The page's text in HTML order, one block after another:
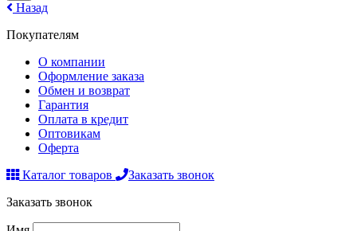
Назад
Покупателям
О компании
Оформление заказа
Обмен и возврат
Гарантия
Оплата в кредит
Оптовикам
Оферта
Каталог товаров
Заказать звонок
Заказать звонок